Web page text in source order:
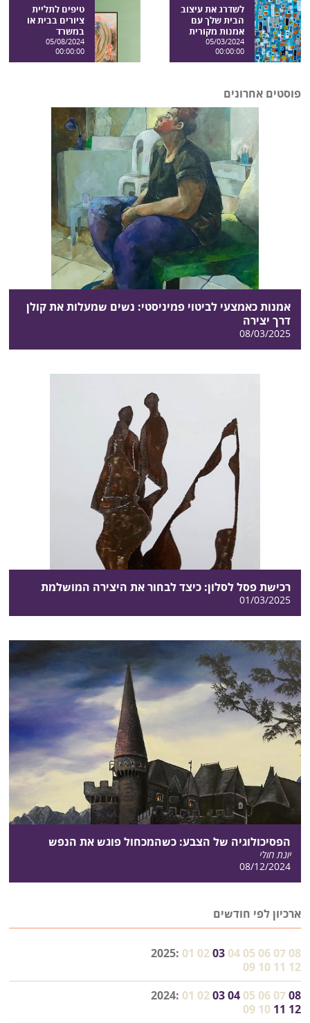
לשדרג את עיצוב
הבית שלך עם
אמנות מקורית
05/03/2024
00:00:00
טיפים לתליית
ציורים בבית או
במשרד
05/08/2024
00:00:00
פוסטים אחרונים
אמנות כאמצעי לביטוי פמיניסטי: נשים שמעלות את קולן
דרך יצירה
08/03/2025
רכישת פסל לסלון: כיצד לבחור את היצירה המושלמת
01/03/2025
הפסיכולוגיה של הצבע: כשהמכחול פוגש את הנפש
יונת חולי
08/12/2024
ארכיון לפי חודשים
2025: 01 02 03 04 05 06 07 08
09 10 11 12
2024: 01 02 03 04 05 06 07 08
09 10 11 12